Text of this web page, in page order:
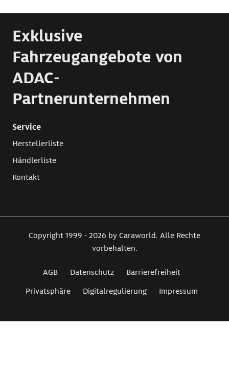
Exklusive
Fahrzeugangebote von
ADAC-
Partnerunternehmen
Service
Herstellerliste
Händlerliste
Kontakt
Copyright 1999 - 2026 by Caraworld. Alle Rechte
vorbehalten.
AGB Datenschutz
Barrierefreiheit
Privatsphäre
Digitalregulierung Impressum